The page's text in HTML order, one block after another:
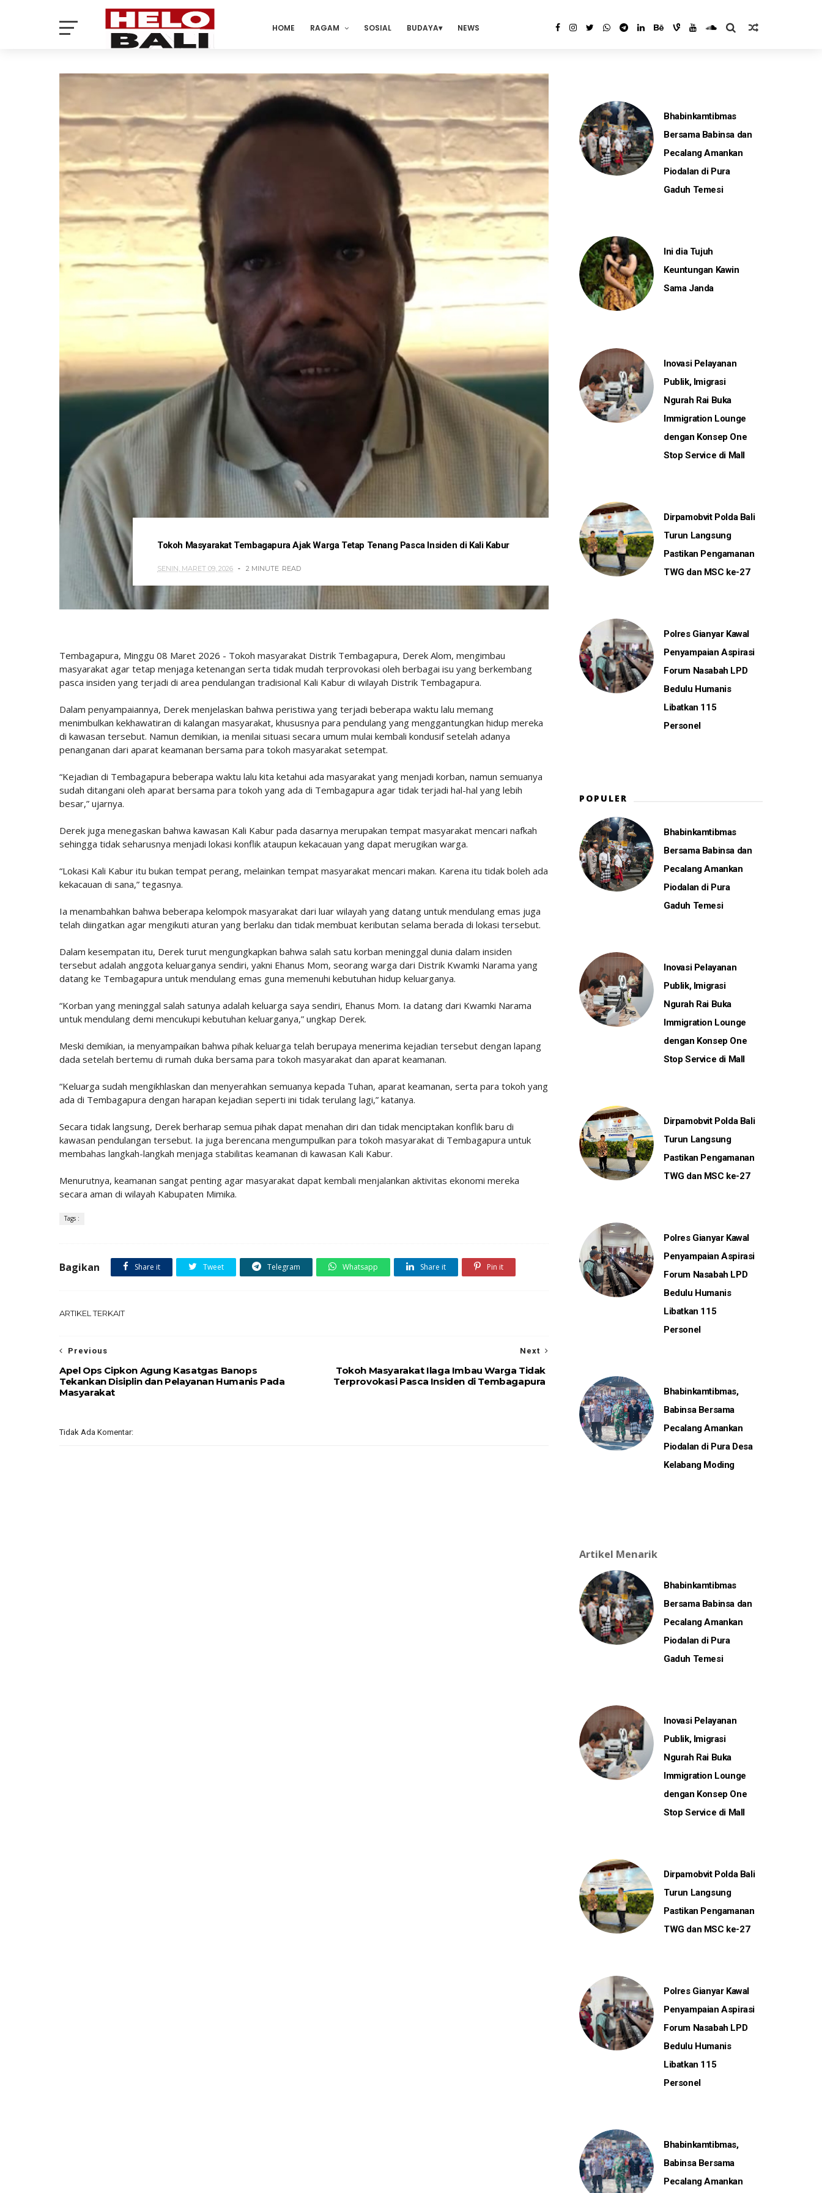
HOME RAGAM SOSIAL BUDAYA NEWS
Tokoh Masyarakat Tembagapura Ajak Warga Tetap Tenang Pasca Insiden di Kali Kabur
SENIN, MARET 09, 2026 2 MINUTE READ
Tembagapura, Minggu 08 Maret 2026 - Tokoh masyarakat Distrik Tembagapura, Derek Alom, mengimbau
masyarakat agar tetap menjaga ketenangan serta tidak mudah terprovokasi oleh berbagai isu yang berkembang
pasca insiden yang terjadi di area pendulangan tradisional Kali Kabur di wilayah Distrik Tembagapura.
Dalam penyampaiannya, Derek menjelaskan bahwa peristiwa yang terjadi beberapa waktu lalu memang
menimbulkan kekhawatiran di kalangan masyarakat, khususnya para pendulang yang menggantungkan hidup mereka
di kawasan tersebut. Namun demikian, ia menilai situasi secara umum mulai kembali kondusif setelah adanya
penanganan dari aparat keamanan bersama para tokoh masyarakat setempat.
“Kejadian di Tembagapura beberapa waktu lalu kita ketahui ada masyarakat yang menjadi korban, namun semuanya
sudah ditangani oleh aparat bersama para tokoh yang ada di Tembagapura agar tidak terjadi hal-hal yang lebih
besar,” ujarnya.
Derek juga menegaskan bahwa kawasan Kali Kabur pada dasarnya merupakan tempat masyarakat mencari nafkah
sehingga tidak seharusnya menjadi lokasi konflik ataupun kekacauan yang dapat merugikan warga.
“Lokasi Kali Kabur itu bukan tempat perang, melainkan tempat masyarakat mencari makan. Karena itu tidak boleh ada
kekacauan di sana,” tegasnya.
Ia menambahkan bahwa beberapa kelompok masyarakat dari luar wilayah yang datang untuk mendulang emas juga
telah diingatkan agar mengikuti aturan yang berlaku dan tidak membuat keributan selama berada di lokasi tersebut.
Dalam kesempatan itu, Derek turut mengungkapkan bahwa salah satu korban meninggal dunia dalam insiden
tersebut adalah anggota keluarganya sendiri, yakni Ehanus Mom, seorang warga dari Distrik Kwamki Narama yang
datang ke Tembagapura untuk mendulang emas guna memenuhi kebutuhan hidup keluarganya.
“Korban yang meninggal salah satunya adalah keluarga saya sendiri, Ehanus Mom. Ia datang dari Kwamki Narama
untuk mendulang demi mencukupi kebutuhan keluarganya,” ungkap Derek.
Meski demikian, ia menyampaikan bahwa pihak keluarga telah berupaya menerima kejadian tersebut dengan lapang
dada setelah bertemu di rumah duka bersama para tokoh masyarakat dan aparat keamanan.
“Keluarga sudah mengikhlaskan dan menyerahkan semuanya kepada Tuhan, aparat keamanan, serta para tokoh yang
ada di Tembagapura dengan harapan kejadian seperti ini tidak terulang lagi,” katanya.
Secara tidak langsung, Derek berharap semua pihak dapat menahan diri dan tidak menciptakan konflik baru di
kawasan pendulangan tersebut. Ia juga berencana mengumpulkan para tokoh masyarakat di Tembagapura untuk
membahas langkah-langkah menjaga stabilitas keamanan di kawasan Kali Kabur.
Menurutnya, keamanan sangat penting agar masyarakat dapat kembali menjalankan aktivitas ekonomi mereka
secara aman di wilayah Kabupaten Mimika.
Tags :
Bagikan Share it Tweet Telegram Whatsapp Share it Pin it
ARTIKEL TERKAIT
Next
Tokoh Masyarakat Ilaga Imbau Warga Tidak
Terprovokasi Pasca Insiden di Tembagapura
Previous
Apel Ops Cipkon Agung Kasatgas Banops
Tekankan Disiplin dan Pelayanan Humanis Pada
Masyarakat
Tidak Ada Komentar:
Bhabinkamtibmas
Bersama Babinsa dan
Pecalang Amankan
Piodalan di Pura
Gaduh Temesi
Ini dia Tujuh
Keuntungan Kawin
Sama Janda
Inovasi Pelayanan
Publik, Imigrasi
Ngurah Rai Buka
Immigration Lounge
dengan Konsep One
Stop Service di Mall
Dirpamobvit Polda Bali
Turun Langsung
Pastikan Pengamanan
TWG dan MSC ke-27
Polres Gianyar Kawal
Penyampaian Aspirasi
Forum Nasabah LPD
Bedulu Humanis
Libatkan 115
Personel
POPULER
Bhabinkamtibmas
Bersama Babinsa dan
Pecalang Amankan
Piodalan di Pura
Gaduh Temesi
Inovasi Pelayanan
Publik, Imigrasi
Ngurah Rai Buka
Immigration Lounge
dengan Konsep One
Stop Service di Mall
Dirpamobvit Polda Bali
Turun Langsung
Pastikan Pengamanan
TWG dan MSC ke-27
Polres Gianyar Kawal
Penyampaian Aspirasi
Forum Nasabah LPD
Bedulu Humanis
Libatkan 115
Personel
Bhabinkamtibmas,
Babinsa Bersama
Pecalang Amankan
Piodalan di Pura Desa
Kelabang Moding
Artikel Menarik
Bhabinkamtibmas
Bersama Babinsa dan
Pecalang Amankan
Piodalan di Pura
Gaduh Temesi
Inovasi Pelayanan
Publik, Imigrasi
Ngurah Rai Buka
Immigration Lounge
dengan Konsep One
Stop Service di Mall
Dirpamobvit Polda Bali
Turun Langsung
Pastikan Pengamanan
TWG dan MSC ke-27
Polres Gianyar Kawal
Penyampaian Aspirasi
Forum Nasabah LPD
Bedulu Humanis
Libatkan 115
Personel
Bhabinkamtibmas,
Babinsa Bersama
Pecalang Amankan